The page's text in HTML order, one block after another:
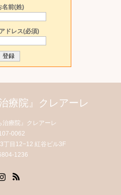
名前(姓)
ドレス(必須)
療院』クレアーレ
治療院』クレアーレ
0062
丁目12−12 紅谷ビル3F
1236